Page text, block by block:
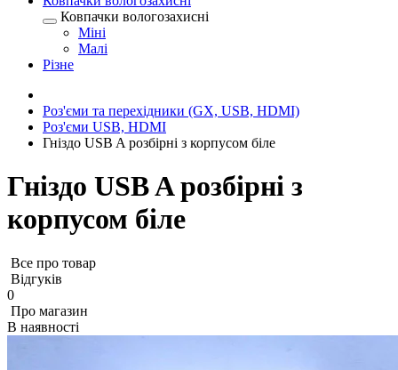
Ковпачки вологозахисні
Міні
Малі
Різне
Роз'єми та перехідники (GX, USB, HDMI)
Роз'єми USB, HDMI
Гніздо USB A розбірні з корпусом біле
Гніздо USB A розбірні з
корпусом біле
Все про товар
Відгуків
0
Про магазин
В наявності